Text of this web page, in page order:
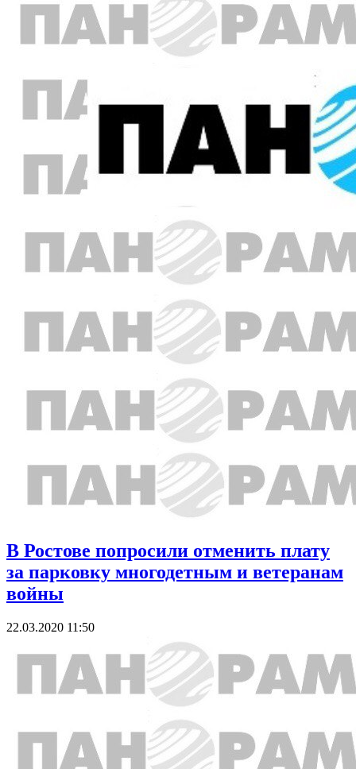
В Ростове попросили отменить плату
за парковку многодетным и ветеранам
войны
22.03.2020 11:50